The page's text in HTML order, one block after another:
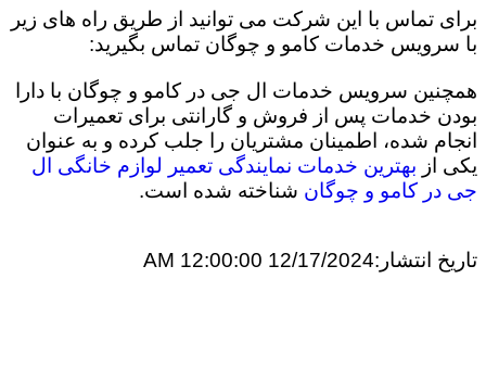
برای تماس با این شرکت می توانید از طریق راه های زیر
با سرویس خدمات کامو و چوگان تماس بگیرید:
همچنین سرویس خدمات ال جی در کامو و چوگان با دارا
بودن خدمات پس از فروش و گارانتی برای تعمیرات
انجام شده، اطمینان مشتریان را جلب کرده و به عنوان
یکی از بهترین خدمات نمایندگی تعمیر لوازم خانگی ال
جی در کامو و چوگان شناخته شده است.
تاریخ انتشار:12/17/2024 12:00:00 AM